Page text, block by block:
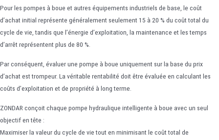
Pour les pompes à boue et autres équipements industriels de base, le coût
d’achat initial représente généralement seulement 15 à 20 % du coût total du
cycle de vie, tandis que l’énergie d’exploitation, la maintenance et les temps
d’arrêt représentent plus de 80 %.
Par conséquent, évaluer une pompe à boue uniquement sur la base du prix
d’achat est trompeur. La véritable rentabilité doit être évaluée en calculant les
coûts d’exploitation et de propriété à long terme.
ZONDAR conçoit chaque pompe hydraulique intelligente à boue avec un seul
objectif en tête :
Maximiser la valeur du cycle de vie tout en minimisant le coût total de